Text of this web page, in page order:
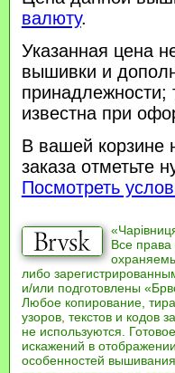
валюту.
Указанная цена
вышивки и
принадлежности;
известна при
В вашей корзине
заказа отметьте
Посмотреть
Все
либо
и/или подготовлены
Любое копирование,
узоров, текстов и кодов
не используются.
искажений в
особенностей